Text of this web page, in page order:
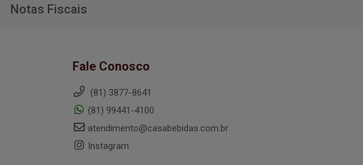
Notas Fiscais
Fale Conosco
(81) 3877-8641
(81) 99441-4100
atendimento@casabebidas.com.br
Instagram